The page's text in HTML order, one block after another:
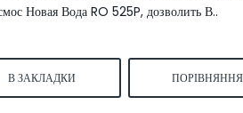
Новая Вода RO 525P, дозволить В..
В ЗАКЛАДКИ ПОРІВНЯННЯ
грн.
54000.00 грн.